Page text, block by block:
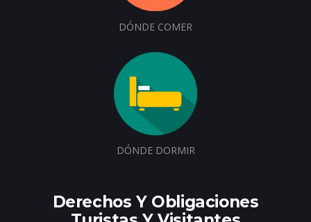
DÓNDE COMER
DÓNDE DORMIR
Derechos Y Obligaciones